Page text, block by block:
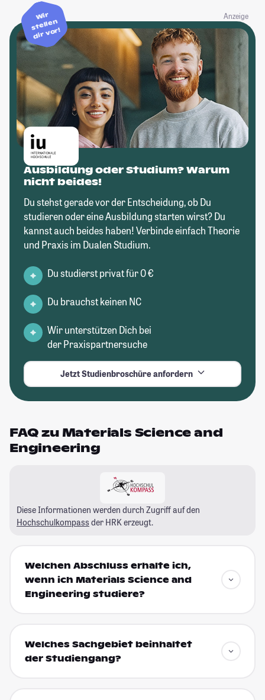
Anzeige
Wir
stellen
dir vor!
Ausbildung oder Studium? Warum
nicht beides!
Du stehst gerade vor der Entscheidung, ob Du
studieren oder eine Ausbildung starten wirst? Du
kannst auch beides haben! Verbinde einfach Theorie
und Praxis im Dualen Studium.
Du studierst privat für 0 €
Du brauchst keinen NC
Wir unterstützen Dich bei
der Praxispartnersuche
Jetzt Studienbroschüre anfordern
FAQ zu Materials Science and
Engineering
Diese Informationen werden durch Zugriff auf den
Hochschulkompass der HRK erzeugt.
Welchen Abschluss erhalte ich,
wenn ich Materials Science and
Engineering studiere?
Welches Sachgebiet beinhaltet
der Studiengang?